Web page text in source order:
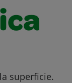
superficie.